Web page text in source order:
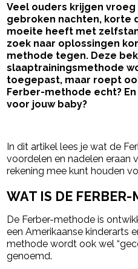
Veel ouders krijgen
gebroken nachten, korte
moeite heeft met
zoek naar oplossingen
methode tegen. Deze
slaaptrainingsmethode
toegepast, maar roept
Ferber-methode echt?
voor jouw baby?
In dit artikel lees je wat de
voordelen en nadelen eraan
rekening mee kunt houden
WAT IS DE FERBER-
De Ferber-methode is
een Amerikaanse kinderarts
methode wordt ook wel
genoemd.